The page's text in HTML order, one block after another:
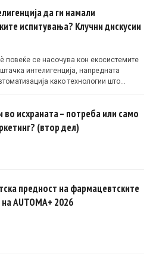
да ги намали
испитувања? Клучни дискусии
повеќе се насочува кон екосистемите
интелигенција, напредната
како технологии што
исхраната – потреба или само
(втор дел)
предност на фармацевтските
AUTOMA+ 2026